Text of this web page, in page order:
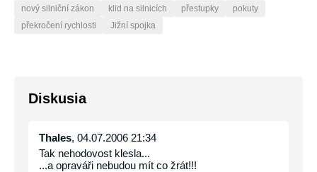
nový silniční zákon klid na silnicích přestupky
pokuty
překročení rychlosti
Jižní spojka
Diskusia
Thales, 04.07.2006 21:34
Tak nehodovost klesla...
...a opraváři nebudou mít co žrát!!!